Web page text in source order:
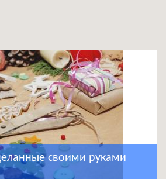
своими руками